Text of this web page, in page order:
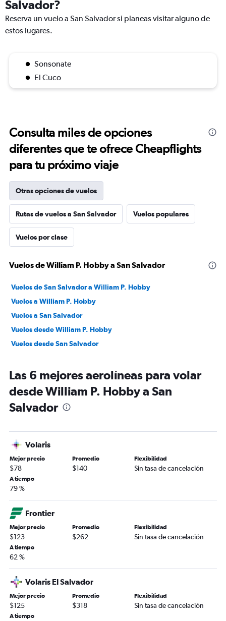
Salvador?
Reserva un vuelo a San Salvador si planeas visitar alguno de
estos lugares.
Sonsonate
El Cuco
Consulta miles de opciones
diferentes que te ofrece Cheapflights
para tu próximo viaje
Otras opciones de vuelos
Rutas de vuelos a San Salvador Vuelos populares
Vuelos por clase
Vuelos de William P. Hobby a San Salvador
Vuelos de San Salvador a William P. Hobby
Vuelos a William P. Hobby
Vuelos a San Salvador
Vuelos desde William P. Hobby
Vuelos desde San Salvador
Las 6 mejores aerolíneas para volar
desde William P. Hobby a San
Salvador
Volaris
Mejor precio
$78
Promedio
$140
Flexibilidad
Sin tasa de cancelación
A tiempo
79 %
Frontier
Mejor precio
$123
Promedio
$262
Flexibilidad
Sin tasa de cancelación
A tiempo
62 %
Volaris El Salvador
Mejor precio
$125
Promedio
$318
Flexibilidad
Sin tasa de cancelación
A tiempo